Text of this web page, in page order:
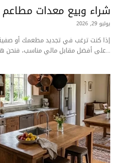
شراء وبيع معدات مطاعم
يوليو 29, 2026
إذا كنت ترغب في تجديد مطعمك أو
على أفضل مقابل مالي مناسب، فنحن هنا مع أبو خالد نوفر لك كل...